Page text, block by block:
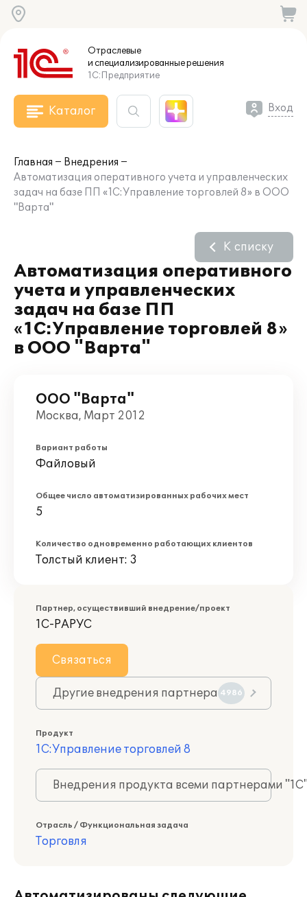
Отраслевые
и специализированныерешения
1С:Предприятие
Каталог Вход
Главная
Внедрения
Автоматизация оперативного учета и управленческих
задач на базе ПП «1С:Управление торговлей 8» в ООО
"Варта"
Автоматизация оперативного
учета и управленческих
задач на базе ПП
«1С:Управление торговлей 8»
в ООО "Варта"
К списку
ООО "Варта"
Москва, Март 2012
Вариант работы
Файловый
Общее число автоматизированных рабочих мест
5
Количество одновременно работающих клиентов
Толстый клиент: 3
Партнер, осуществивший внедрение/проект
1С-РАРУС
Связаться
Другие внедрения партнера 4986
Продукт
1С:Управление торговлей 8
Внедрения продукта всеми партнерами
Отрасль / Функциональная задача
Торговля